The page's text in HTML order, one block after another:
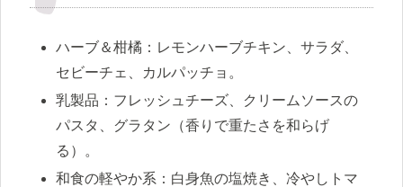
ハーブ＆柑橘：レモンハーブチキン、サラダ、
セビーチェ、カルパッチョ。
乳製品：フレッシュチーズ、クリームソースの
パスタ、グラタン（香りで重たさを和らげ
る）。
和食の軽やか系：白身魚の塩焼き、冷やしトマ